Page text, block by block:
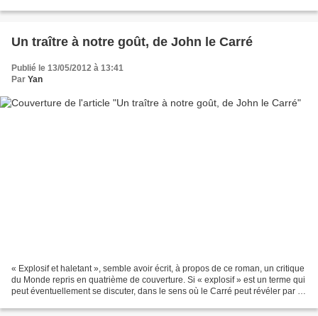
Un traître à notre goût, de John le Carré
Publié le 13/05/2012 à 13:41
Par Yan
« Explosif et haletant », semble avoir écrit, à propos de ce roman, un critique
du Monde repris en quatrième de couverture. Si « explosif » est un terme qui
peut éventuellement se discuter, dans le sens où le Carré peut révéler par le